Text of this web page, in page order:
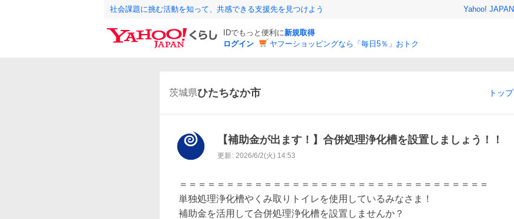
社会課題に挑む活動を知って、共感できる支援先を見つけよう Yahoo! JAPAN
IDでもっと便利に新規取得
ログイン
ヤフーショッピングなら「毎日5％」おトク
茨城県ひたちなか市 トップ
【補助金が出ます！】合併処理浄化槽を設置しましょう！！
更新: 2026/6/2(火) 14:53
＝＝＝＝＝＝＝＝＝＝＝＝＝＝＝＝＝＝＝＝＝＝＝＝＝＝＝＝＝＝＝＝＝
単独処理浄化槽やくみ取りトイレを使用しているみなさま！
補助金を活用して合併処理浄化槽を設置しませんか？